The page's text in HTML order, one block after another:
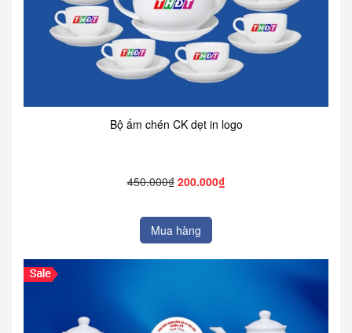
Bộ ấm chén CK dẹt in logo
450.000₫ 200.000₫
Mua hàng